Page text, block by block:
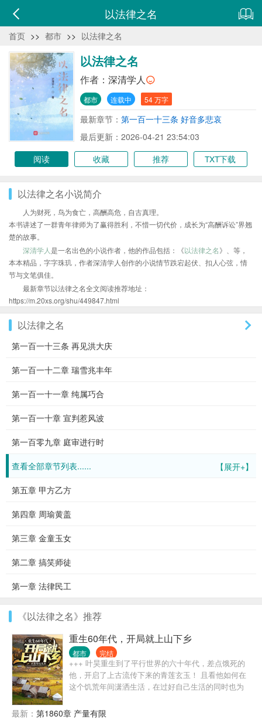
以法律之名
首页 >> 都市 >> 以法律之名
以法律之名
作者： 深清学人
都市 连载中 54 万字
最新章节： 第一百一十三条 好音多悲哀
最后更新：2026-04-21 23:54:03
阅读
收藏 推荐 TXT下载
以法律之名小说简介
人为财死，鸟为食亡，高酬高危，自古真理。
本书讲述了一群青年律师为了赢得胜利，不惜一切代价，成长为“高酬诉讼”界翘
楚的故事。
深清学人是一名出色的小说作者，他的作品包括：《以法律之名》、等，
本本精品，字字珠玑，作者深清学人创作的小说情节跌宕起伏、扣人心弦，情
节与文笔俱佳。
最新章节以法律之名全文阅读推荐地址：
https://m.20xs.org/shu/449847.html
以法律之名
第一百一十三条 再见洪大庆
第一百一十二章 瑞雪兆丰年
第一百一十一章 纯属巧合
第一百一十章 宣判惹风波
第一百零九章 庭审进行时
【展开+】
查看全部章节列表......
第五章 甲方乙方
第四章 周瑜黄盖
第三章 金童玉女
第二章 搞笑师徒
第一章 法律民工
《以法律之名》推荐
重生60年代，开局就上山下乡
都市 完结
+++ 叶昊重生到了平行世界的六十年代，差点饿死的
他，开启了上古流传下来的青莲玄玉！ 且看他如何在
这个饥荒年间潇洒生活，在过好自己生活的同时也为
狼，挨饿，没有人情世故，请划走，本书不适合。穿
最新： 第1860章 产量有限